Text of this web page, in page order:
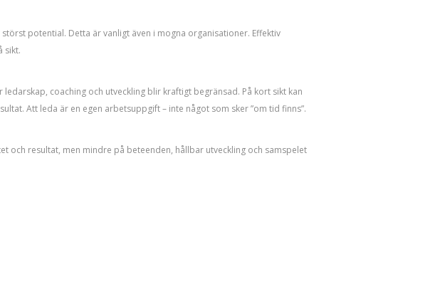
potential. Detta är vanligt även i mogna organisationer. Effektiv
sikt.
coaching och utveckling blir kraftigt begränsad. På kort sikt kan
Att leda är en egen arbetsuppgift – inte något som sker ”om tid finns”.
och resultat, men mindre på beteenden, hållbar utveckling och samspelet